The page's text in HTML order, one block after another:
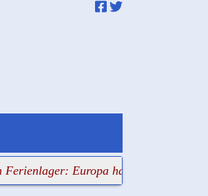
Europa hat wieder versagt